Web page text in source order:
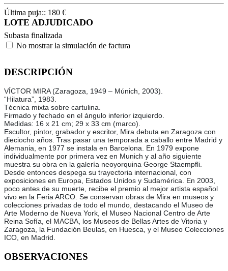
Última puja:: 180 €
LOTE ADJUDICADO
Subasta finalizada
No mostrar la simulación de factura
DESCRIPCIÓN
VÍCTOR MIRA (Zaragoza, 1949 – Múnich, 2003).
“Hilatura”, 1983.
Técnica mixta sobre cartulina.
Firmado y fechado en el ángulo inferior izquierdo.
Medidas: 16 x 21 cm; 29 x 33 cm (marco).
Escultor, pintor, grabador y escritor, Mira debuta en Zaragoza con
dieciocho años. Tras pasar una temporada a caballo entre Madrid y
Alemania, en 1977 se instala en Barcelona. En 1979 expone
individualmente por primera vez en Munich y al año siguiente
muestra su obra en la galería neoyorquina George Staempfli.
Desde entonces despega su trayectoria internacional, con
exposiciones en Europa, Estados Unidos y Sudamérica. En 2003,
poco antes de su muerte, recibe el premio al mejor artista español
vivo en la Feria ARCO. Se conservan obras de Mira en museos y
colecciones privadas de todo el mundo, destacando el Museo de
Arte Moderno de Nueva York, el Museo Nacional Centro de Arte
Reina Sofía, el MACBA, los Museos de Bellas Artes de Vitoria y
Zaragoza, la Fundación Beulas, en Huesca, y el Museo Colecciones
ICO, en Madrid.
OBSERVACIONES